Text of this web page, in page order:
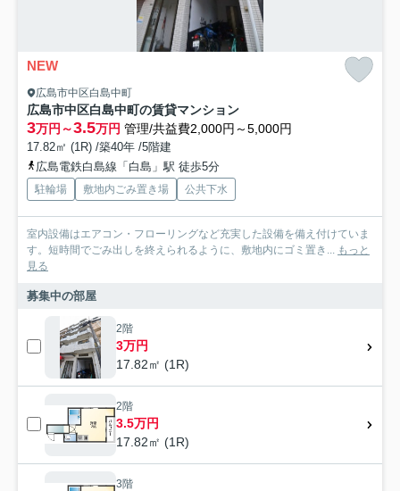
NEW
広島市中区白島中町
広島市中区白島中町の賃貸マンション
3万円～3.5万円 管理/共益費2,000円～5,000円
17.82㎡ (1R) /築40年 /5階建
広島電鉄白島線「白島」駅 徒歩5分
駐輪場 敷地内ごみ置き場 公共下水
室内設備はエアコン・フローリングなど充実した設備を備え付けていま
す。短時間でごみ出しを終えられるように、敷地内にゴミ置き... もっと
見る
募集中の部屋
2階
3万円
17.82㎡ (1R)
2階
3.5万円
17.82㎡ (1R)
3階